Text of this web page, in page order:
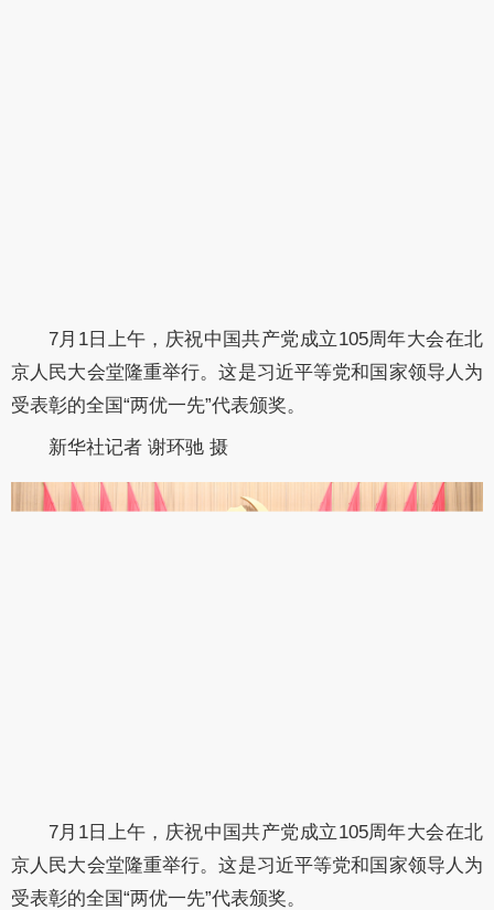
7月1日上午，庆祝中国共产党成立105周年大会在北
京人民大会堂隆重举行。这是习近平等党和国家领导人为
受表彰的全国“两优一先”代表颁奖。
新华社记者 谢环驰 摄
7月1日上午，庆祝中国共产党成立105周年大会在北
京人民大会堂隆重举行。这是习近平等党和国家领导人为
受表彰的全国“两优一先”代表颁奖。